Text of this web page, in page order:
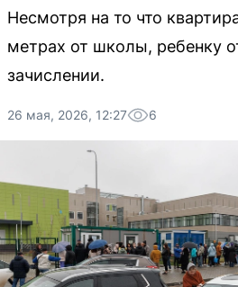
Несмотря на то что
метрах от школы, ребенку
зачислении.
26 мая, 2026, 12:27 6